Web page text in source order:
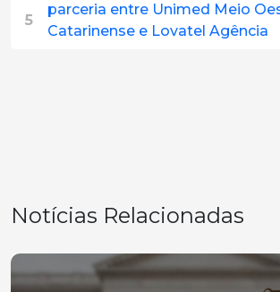
5
parceria entre Unimed Meio
Catarinense e Lovatel Agência
Notícias Relacionadas